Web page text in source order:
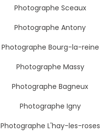
Photographe Sceaux
Photographe Antony
Photographe Bourg-la-reine
Photographe Massy
Photographe Bagneux
Photographe Igny
Photographe L'hay-les-roses